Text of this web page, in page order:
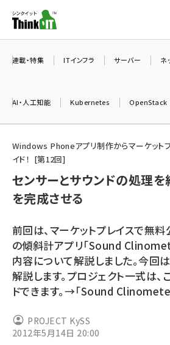
ン
ツ
加藤銘のチーム貢献～仲間と築
iot女子会 (2273)
北海道をのんびり旅する晴山佳
drupal (1947)
genai (1477)
abc123 (1352)
ai crunch (1348)
連載・特集 ITインフラ サーバー ネ
AI・人工知能 Kubernetes OpenStack
Windows Phoneアプリ制作からマーケット
イド！
第12回
センサーとサウンドの処理を
を完成させる
前回は、マーケットプレイスで無
の傾斜計アプリ「Sound
内容について解説しました。今回
解説します。プロジェクト一式は、
ドできます。→「Sound
PROJECT KySS
2012年5月14日 20:00